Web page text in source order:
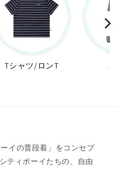
Tシャツ/ロンT
イの普段着」をコンセプ
ティボーイたちの、自由